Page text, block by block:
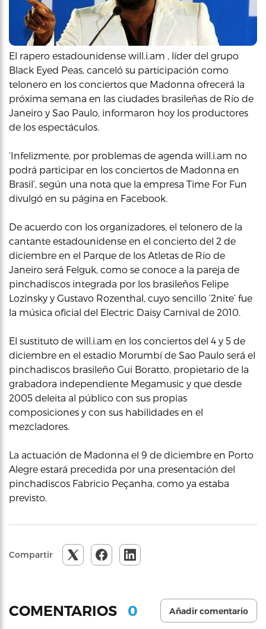
El rapero estadounidense will.i.am , líder del grupo
Black Eyed Peas, canceló su participación como
telonero en los conciertos que Madonna ofrecerá la
próxima semana en las ciudades brasileñas de Río de
Janeiro y Sao Paulo, informaron hoy los productores
de los espectáculos.
‘Infelizmente, por problemas de agenda will.i.am no
podrá participar en los conciertos de Madonna en
Brasil’, según una nota que la empresa Time For Fun
divulgó en su página en Facebook.
De acuerdo con los organizadores, el telonero de la
cantante estadounidense en el concierto del 2 de
diciembre en el Parque de los Atletas de Río de
Janeiro será Felguk, como se conoce a la pareja de
pinchadiscos integrada por los brasileños Felipe
Lozinsky y Gustavo Rozenthal, cuyo sencillo ‘2nite’ fue
la música oficial del Electric Daisy Carnival de 2010.
El sustituto de will.i.am en los conciertos del 4 y 5 de
diciembre en el estadio Morumbí de Sao Paulo será el
pinchadiscos brasileño Gui Boratto, propietario de la
grabadora independiente Megamusic y que desde
2005 deleita al público con sus propias
composiciones y con sus habilidades en el
mezcladores.
La actuación de Madonna el 9 de diciembre en Porto
Alegre estará precedida por una presentación del
pinchadiscos Fabricio Peçanha, como ya estaba
previsto.
Compartir
COMENTARIOS 0 Añadir comentario